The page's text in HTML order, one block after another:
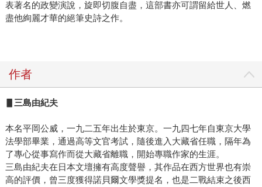
表著名的政變演說，旋即切腹自盡，這部書亦可謂留給世人、燃
盡他絢麗才華的絕筆史詩之作。
作者
▋三島由紀夫
本名平岡公威，一九二五年出生於東京。一九四七年自東京大學
法學部畢業，通過高等文官考試，隨後進入大藏省任職，隔年為
了專心從事寫作而從大藏省離職，開始專職作家的生涯。
三島由紀夫在日本文壇擁有高度聲譽，其作品在西方世界也有崇
高的評價，曾三度獲得諾貝爾文學獎提名，也是二戰結束之後西